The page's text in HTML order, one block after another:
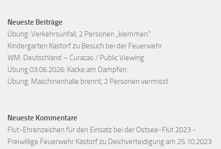
Neueste Beiträge
Übung: Verkehrsunfall, 2 Personen „klemmen“
Kindergarten Kastorf zu Besuch bei der Feuerwehr
WM: Deutschland – Curacao / Public Viewing
Übung 03.06.2026: Kacke am Dampfen
Übung: Maschinenhalle brennt, 2 Personen vermisst
Neueste Kommentare
Flut-Ehrenzeichen für den Einsatz bei der Ostsee-Flut 2023 -
Freiwillige Feuerwehr Kastorfzu Deichverteidigung am 25.10.2023